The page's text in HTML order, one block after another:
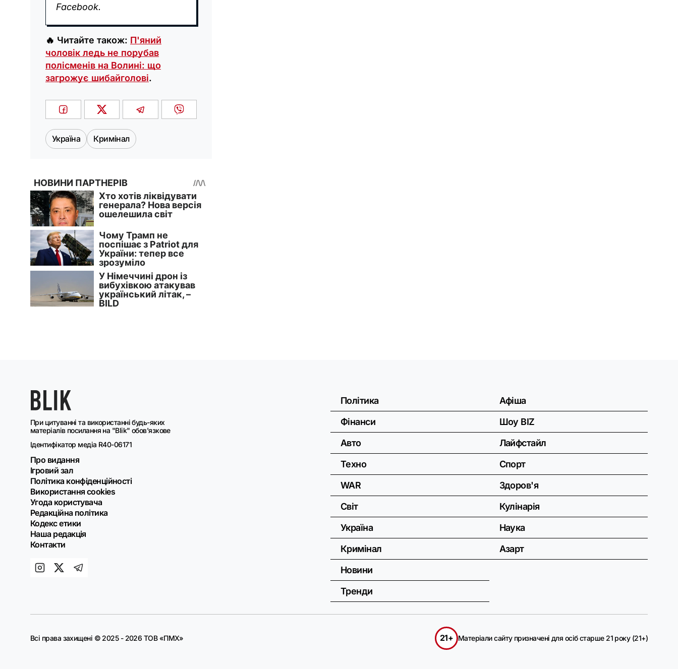
Facebook.
🔥 Читайте також: П'яний
чоловік ледь не порубав
полісменів на Волині: що
загрожує шибайголові.
Україна Кримінал
При цитуванні та використанні будь-яких
матеріалів посилання на "Blik" обов'язкове
Ідентифікатор медіа R40-06171
Про видання
Ігровий зал
Політика конфіденційності
Використання cookies
Угода користувача
Редакційна політика
Кодекс етики
Наша редакція
Контакти
Політика
Фінанси
Авто
Техно
WAR
Світ
Україна
Кримінал
Новини
Тренди
Афіша
Шоу BIZ
Лайфстайл
Спорт
Здоров'я
Кулінарія
Наука
Азарт
Всі права захищені © 2025 - 2026 ТОВ «ПМХ» 21+ Матеріали сайту призначені для осіб старше 21 року (21+)